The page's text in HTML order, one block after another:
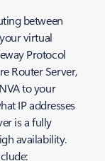
between
virtual
Protocol
Router Server,
to your
IP addresses
is a fully
availability.